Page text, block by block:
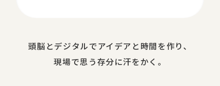
頭脳と​デジタルで​アイデアと​時間を​作り、​
現場で​思う​存分に​汗を​かく。